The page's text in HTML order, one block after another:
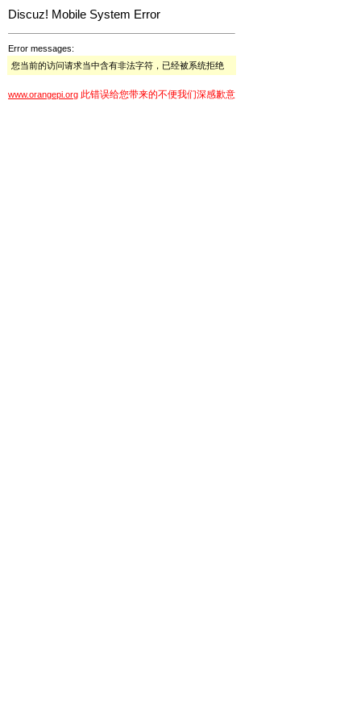
Discuz! Mobile System Error
Error messages:
您当前的访问请求当中含有非法字符，已经被系统拒绝
www.orangepi.org 此错误给您带来的不便我们深感歉意